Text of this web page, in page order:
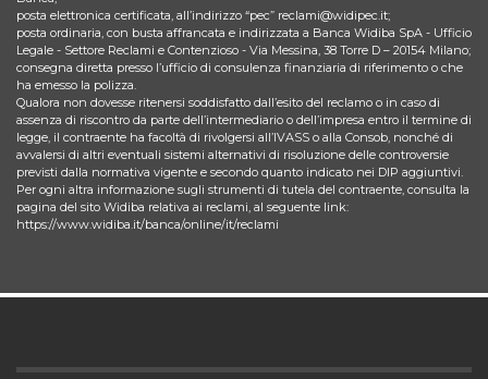
posta elettronica certificata, all’indirizzo “pec” reclami@widipec.it;
posta ordinaria, con busta affrancata e indirizzata a Banca Widiba SpA - Ufficio
Legale - Settore Reclami e Contenzioso - Via Messina, 38 Torre D – 20154 Milano;
consegna diretta presso l’ufficio di consulenza finanziaria di riferimento o che
ha emesso la polizza.
Qualora non dovesse ritenersi soddisfatto dall’esito del reclamo o in caso di
assenza di riscontro da parte dell’intermediario o dell’impresa entro il termine di
legge, il contraente ha facoltà di rivolgersi all’IVASS o alla Consob, nonché di
avvalersi di altri eventuali sistemi alternativi di risoluzione delle controversie
previsti dalla normativa vigente e secondo quanto indicato nei DIP aggiuntivi.
Per ogni altra informazione sugli strumenti di tutela del contraente, consulta la
pagina del sito Widiba relativa ai reclami, al seguente link:
https://www.widiba.it/banca/online/it/reclami